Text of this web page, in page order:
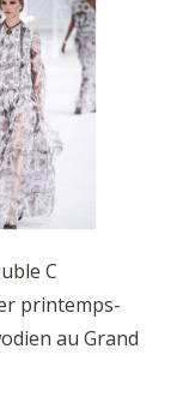
C
printemps-
au Grand